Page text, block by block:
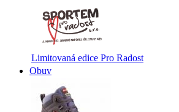
Limitovaná edice Pro Radost
Obuv